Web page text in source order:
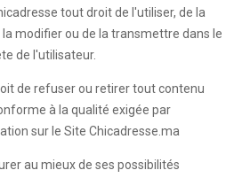
tout droit de l'utiliser, de la
modifier ou de la transmettre dans le
de l'utilisateur.
de refuser ou retirer tout contenu
à la qualité exigée par
sur le Site Chicadresse.ma
au mieux de ses possibilités